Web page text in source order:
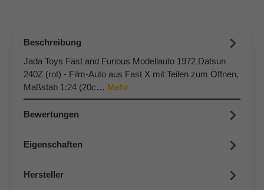
Beschreibung
Jada Toys Fast and Furious Modellauto 1972 Datsun
240Z (rot) - Film-Auto aus Fast X mit Teilen zum Öffnen,
Maßstab 1:24 (20c… Mehr
Bewertungen
Eigenschaften
Hersteller